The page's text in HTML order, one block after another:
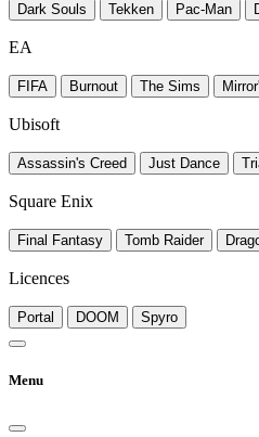
Dark Souls Tekken Pac-Man
EA
FIFA Burnout The Sims
Ubisoft
Assassin's Creed Just Dance
Square Enix
Final Fantasy Tomb Raider
Licences
Portal DOOM Spyro
Menu